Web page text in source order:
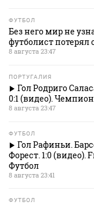
ФУТБОЛ
Без него мир не
футболист потерял
8 августа 23:47
ПОРТУГАЛИЯ
Гол Родриго
0:1 (видео).
8 августа 23:47
ФУТБОЛ
Гол Рафиньи.
Форест. 1:0 (видео).
Футбол
8 августа 23:41
ФУТБОЛ